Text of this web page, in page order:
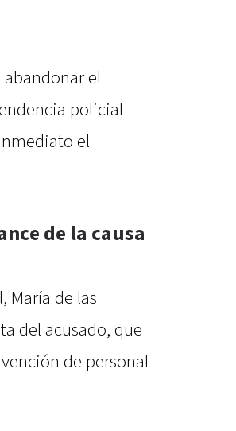
el
policial
el
de la causa
María de las
del acusado, que
de personal